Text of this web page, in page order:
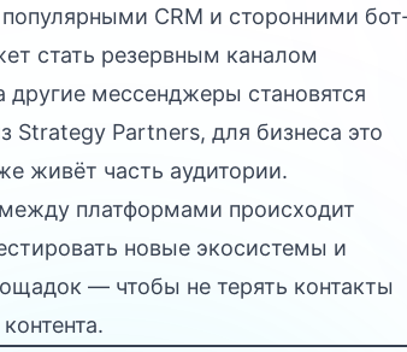
CRM и сторонними
стать резервным каналом
мессенджеры становятся
Strategy Partners, для бизнеса это
живёт часть аудитории.
платформами происходит
новые экосистемы и
— чтобы не терять контакты